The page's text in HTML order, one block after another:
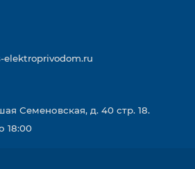
elektroprivodom.ru
Семеновская, д. 40 стр. 18.
18:00